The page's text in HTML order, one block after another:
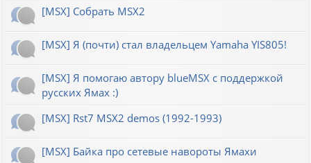
[MSX] Собрать MSX2
[MSX] Я (почти) стал владельцем Yamaha YIS805!
[MSX] Я помогаю автору blueMSX с поддержкой
русских Ямах :)
[MSX] Rst7 MSX2 demos (1992-1993)
[MSX] Байка про сетевые навороты Ямахи